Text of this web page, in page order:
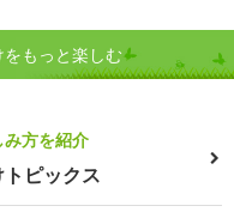
もっと楽しむ
方を紹介
ピックス